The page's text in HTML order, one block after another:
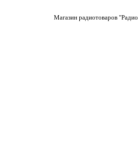
Магазин радиотоваров